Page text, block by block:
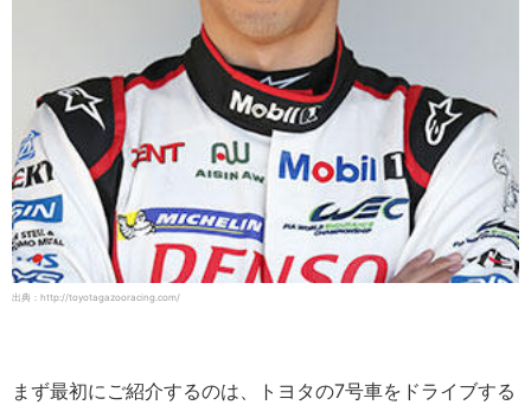
出典：http://toyotagazooracing.com/
まず最初にご紹介するのは、トヨタの7号車をドライブする